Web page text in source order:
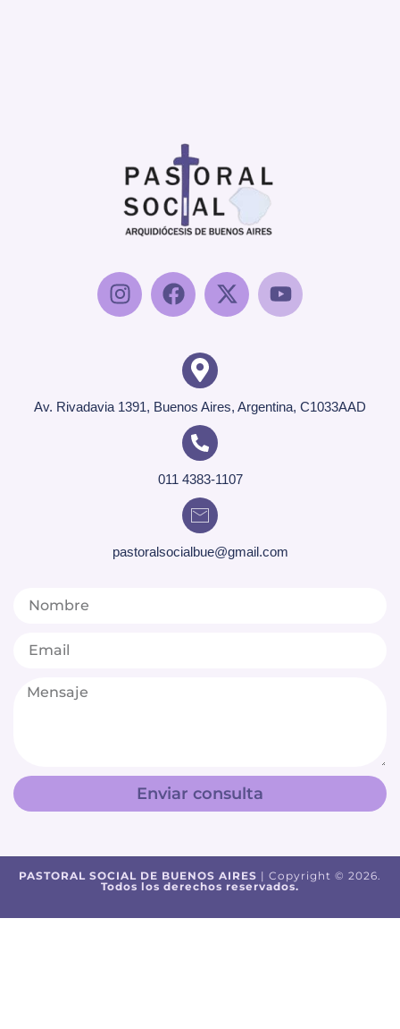
Av. Rivadavia 1391, Buenos Aires, Argentina, C1033AAD
011 4383-1107
pastoralsocialbue@gmail.com
Enviar consulta
PASTORAL SOCIAL DE BUENOS AIRES | Copyright © 2026.
Todos los derechos reservados.